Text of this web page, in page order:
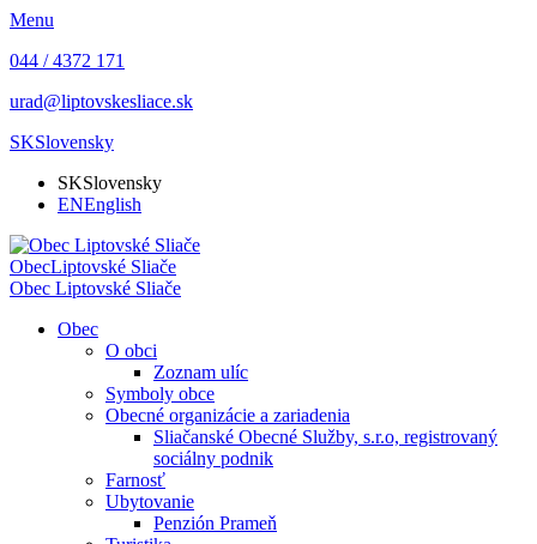
Menu
044 / 4372 171
urad@liptovskesliace.sk
SKSlovensky
SKSlovensky
ENEnglish
ObecLiptovské Sliače
Obec Liptovské Sliače
Obec
O obci
Zoznam ulíc
Symboly obce
Obecné organizácie a zariadenia
Sliačanské Obecné Služby, s.r.o, registrovaný
sociálny podnik
Farnosť
Ubytovanie
Penzión Prameň